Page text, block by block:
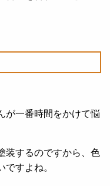
が一番時間をかけて悩
装するのですから、色
すよね。